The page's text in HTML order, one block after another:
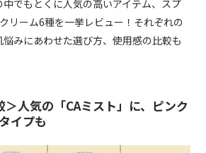
でもとくに人気の高いアイテム、スプ
リーム6種を一挙レビュー！それぞれの
みにあわせた選び方、使用感の比較も
人気の「CAミスト」に、ピンク
イプも